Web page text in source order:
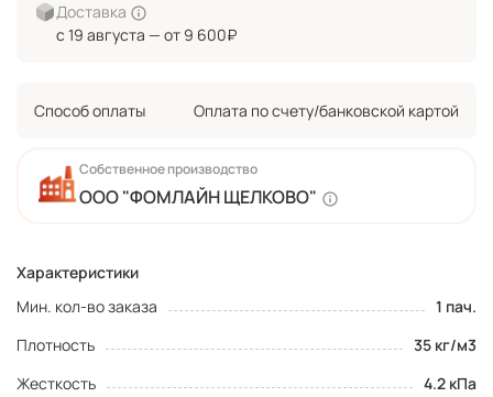
Характеристики
Мин. кол-во заказа
1 пач.
Плотность
35 кг/м3
Жесткость
4.2 кПа
Собственное производство
ООО "ФОМЛАЙН ЩЕЛКОВО"
Доставка
с 19 августа — от 9 600₽
Способ оплаты Оплата по счету/банковской картой